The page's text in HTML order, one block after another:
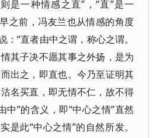
是一种情感之直”，“直”是一
之前，冯友兰也从情感的角度
：“直者由中之谓，称心之谓。
其子决不愿其事之外扬，是为
出之，即直也。今乃至证明其
名买直，即无情不仁，故不得
中”的含义，即“中心之情”直然
是此“中心之情”的自然所发。